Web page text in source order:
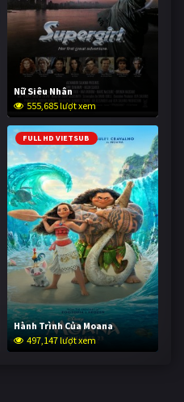
Nữ Siêu Nhân
555,685 lượt xem
FULL HD VIETSUB
Hành Trình Của Moana
497,147 lượt xem